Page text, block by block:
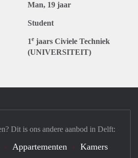
Man, 19 jaar
Student
1e jaars Civiele Techniek
(UNIVERSITEIT)
Dit is ons andere aanbod in Delft:
Appartementen Kamers